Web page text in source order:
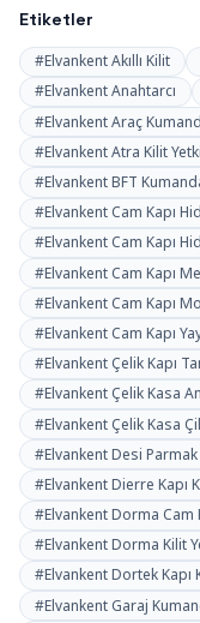
Etiketler
#Elvankent Akıllı Kilit
#Elvankent Anahtarcı
#Elvankent Araç
#Elvankent Atra Kilit
#Elvankent BFT
#Elvankent Cam Kapı
#Elvankent Cam Kapı
#Elvankent Cam Kapı
#Elvankent Cam Kapı
#Elvankent Cam Kapı
#Elvankent Çelik Kapı
#Elvankent Çelik Kasa
#Elvankent Çelik Kasa
#Elvankent Desi
#Elvankent Dierre Kapı
#Elvankent Dorma Cam
#Elvankent Dorma Kilit
#Elvankent Dortek Kapı
#Elvankent Garaj